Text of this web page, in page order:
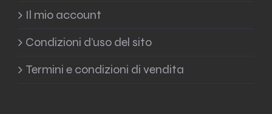
Il mio account
Condizioni d’uso del sito
Termini e condizioni di vendita